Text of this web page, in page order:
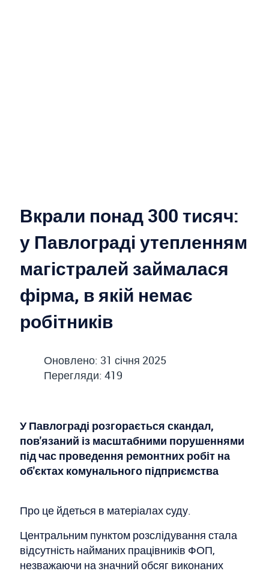
Вкрали понад 300 тисяч:
у Павлограді утепленням
магістралей займалася
фірма, в якій немає
робітників
Оновлено: 31 січня 2025
Перегляди: 419
У Павлограді розгорається скандал,
пов'язаний із масштабними порушеннями
під час проведення ремонтних робіт на
об'єктах комунального підприємства
Про це йдеться в матеріалах суду.
Центральним пунктом розслідування стала
відсутність найманих працівників ФОП,
незважаючи на значний обсяг виконаних